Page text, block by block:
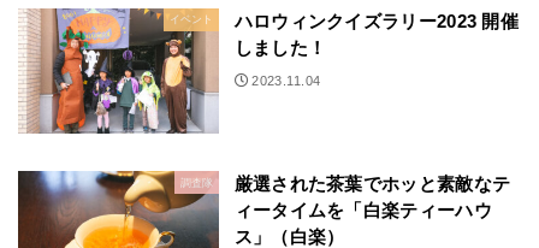
イベント
ハロウィンクイズラリー2023 開催
しました！
2023.11.04
調査隊
厳選された茶葉でホッと素敵なテ
ィータイムを「白楽ティーハウ
ス」（白楽）